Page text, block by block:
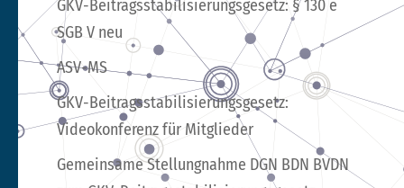
GKV-Beitragsstabilisierungsgesetz: § 130 e
SGB V neu
ASV-MS
GKV-Beitragsstabilisierungsgesetz:
Videokonferenz für Mitglieder
Gemeinsame Stellungnahme DGN BDN BVDN